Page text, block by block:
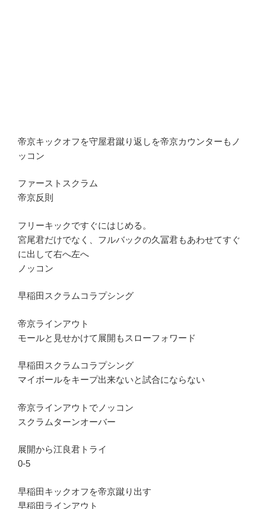
帝京キックオフを守屋君蹴り返しを帝京カウンターもノ
ッコン
ファーストスクラム
帝京反則
フリーキックですぐにはじめる。
宮尾君だけでなく、フルバックの久冨君もあわせてすぐ
に出して右へ左へ
ノッコン
早稲田スクラムコラプシング
帝京ラインアウト
モールと見せかけて展開もスローフォワード
早稲田スクラムコラプシング
マイボールをキープ出来ないと試合にならない
帝京ラインアウトでノッコン
スクラムターンオーバー
展開から江良君トライ
0-5
早稲田キックオフを帝京蹴り出す
早稲田ラインアウト